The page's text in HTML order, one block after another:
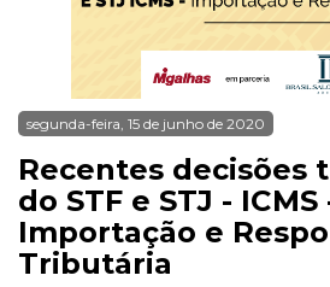
segunda-feira, 15 de junho de 2020
Recentes decisões
do STF e STJ - ICMS
Importação e
Tributária